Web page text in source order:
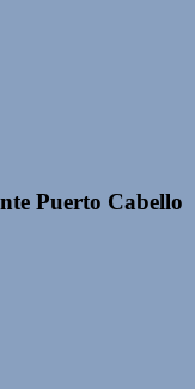
Puerto Cabello